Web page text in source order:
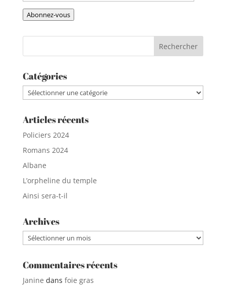
e-
mail
Abonnez-vous
Catégories
Catégories
Articles récents
Policiers 2024
Romans 2024
Albane
L’orpheline du temple
Ainsi sera-t-il
Archives
Archives
Commentaires récents
Janine dans foie gras